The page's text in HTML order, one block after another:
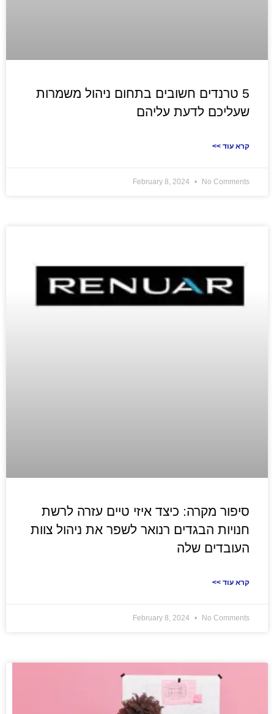
5 טרנדים חשובים בתחום ניהול משמרות
שעליכם לדעת עליהם
<< קרא עוד
February 8, 2024 No Comments
סיפור מקרה: כיצד איזי טיים עזרה לרשת
חנויות הבגדים רנואר לשפר את ניהול צוות
העובדים שלה
<< קרא עוד
February 8, 2024 No Comments